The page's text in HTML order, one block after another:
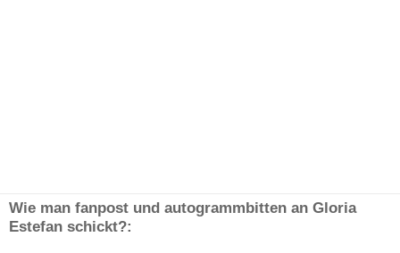
Wie man fanpost und autogrammbitten an Gloria
Estefan schickt?: